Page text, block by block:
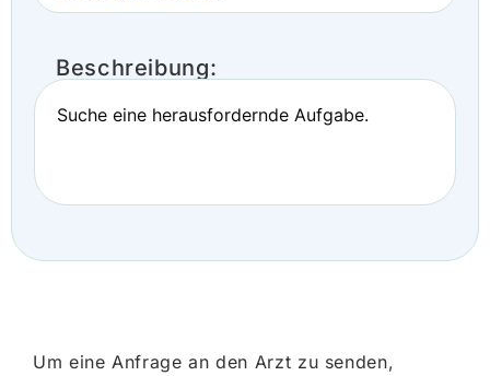
Beschreibung:
Suche eine herausfordernde Aufgabe.
Um eine Anfrage an den Arzt zu senden,